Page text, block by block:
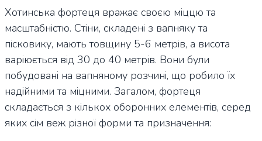
Хотинська фортеця вражає своєю міццю та
масштабністю. Стіни, складені з вапняку та
пісковику, мають товщину 5-6 метрів, а висота
варіюється від 30 до 40 метрів. Вони були
побудовані на вапняному розчині, що робило їх
надійними та міцними. Загалом, фортеця
складається з кількох оборонних елементів, серед
яких сім веж різної форми та призначення: